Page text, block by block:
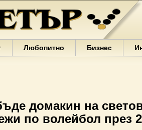
Любопитно Бизнес
домакин на
по волейбол през